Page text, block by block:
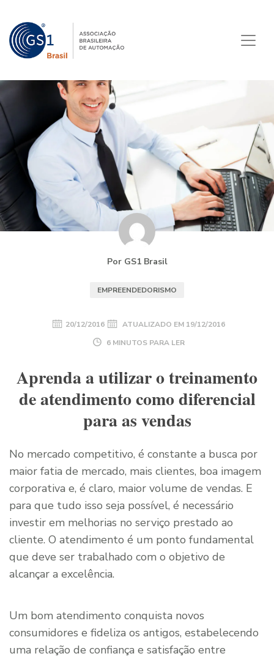
Por GS1 Brasil
EMPREENDEDORISMO
20/12/2016 ATUALIZADO EM 19/12/2016
6 MINUTOS PARA LER
Aprenda a utilizar o treinamento
de atendimento como diferencial
para as vendas
No mercado competitivo, é constante a busca por
maior fatia de mercado, mais clientes, boa imagem
corporativa e, é claro, maior volume de vendas. E
para que tudo isso seja possível, é necessário
investir em melhorias no serviço prestado ao
cliente. O atendimento é um ponto fundamental
que deve ser trabalhado com o objetivo de
alcançar a excelência.
Um bom atendimento conquista novos
consumidores e fideliza os antigos, estabelecendo
uma relação de confiança e satisfação entre